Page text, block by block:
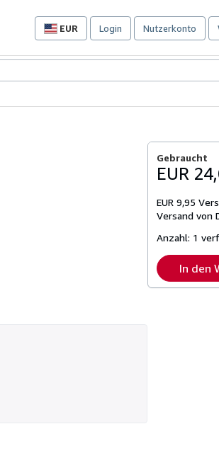
EUR
Seite
Einkaufseinstellungen.
Login Nutzerkonto
Gebraucht
EUR
EUR 9,95
Versand von
Anzahl: 1
In den